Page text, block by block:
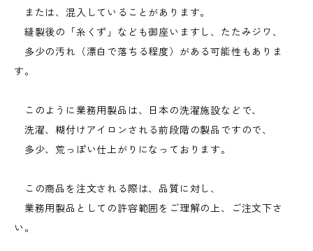
または、混入していることがあります。
縫製後の「糸くず」なども御座いますし、たたみジワ、
多少の汚れ（漂白で落ちる程度）がある可能性もありま
す。
このように業務用製品は、日本の洗濯施設などで、
洗濯、糊付けアイロンされる前段階の製品ですので、
多少、荒っぽい仕上がりになっております。
この商品を注文される際は、品質に対し、
業務用製品としての許容範囲をご理解の上、ご注文下さ
い。